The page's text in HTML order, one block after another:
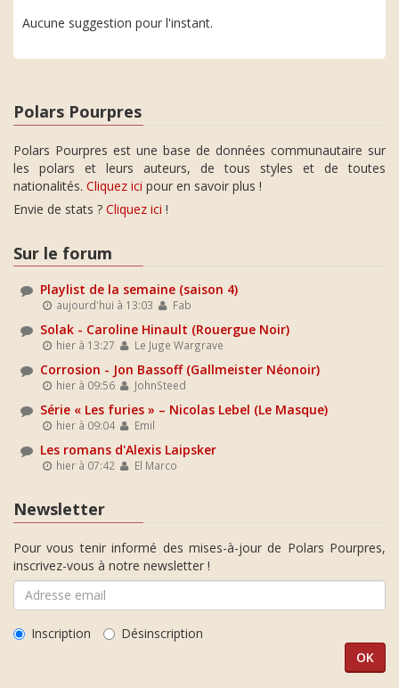
Aucune suggestion pour l'instant.
Polars Pourpres
Polars Pourpres est une base de données communautaire sur
les polars et leurs auteurs, de tous styles et de toutes
nationalités. Cliquez ici pour en savoir plus !
Envie de stats ? Cliquez ici !
Sur le forum
Playlist de la semaine (saison 4)
aujourd'hui à 13:03 Fab
Solak - Caroline Hinault (Rouergue Noir)
hier à 13:27 Le Juge Wargrave
Corrosion - Jon Bassoff (Gallmeister Néonoir)
hier à 09:56 JohnSteed
Série « Les furies » – Nicolas Lebel (Le Masque)
hier à 09:04 Emil
Les romans d'Alexis Laipsker
hier à 07:42 El Marco
Newsletter
Pour vous tenir informé des mises-à-jour de Polars Pourpres,
inscrivez-vous à notre newsletter !
Inscription Désinscription